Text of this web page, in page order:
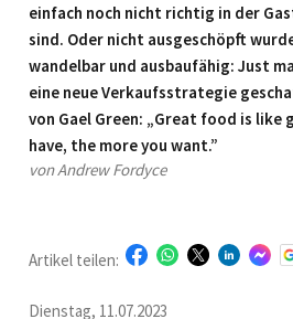
einfach noch nicht richtig in der
sind. Oder nicht ausgeschöpft
wandelbar und ausbaufähig: Just
eine neue Verkaufsstrategie
von Gael Green: „Great food is like
have, the more you want.”
von Andrew Fordyce
Dienstag, 11.07.2023
Artikel teilen: